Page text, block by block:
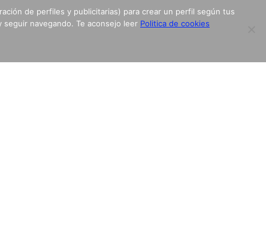
de perfiles y publicitarias) para crear un perfil según tus
navegando. Te aconsejo leer Politica de cookies